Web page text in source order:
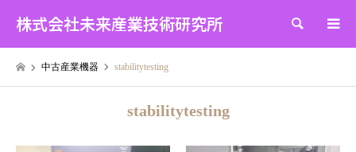
株式会社未来産業技術研究所 検索
中古産業機器 stabilitytesting
stabilitytesting